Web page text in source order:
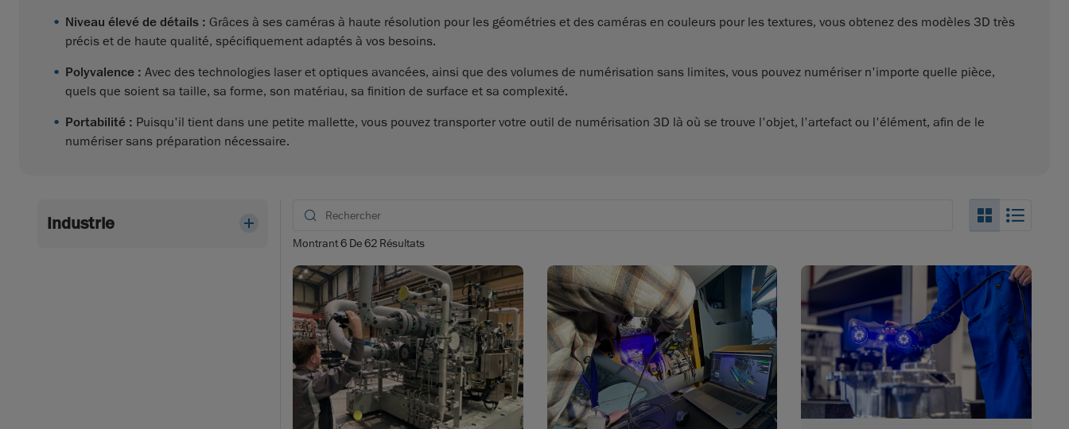
Niveau élevé de détails : Grâces à ses caméras à haute résolution pour les géométries et des caméras en couleurs pour les textures, vous obtenez des modèles 3D très
précis et de haute qualité, spécifiquement adaptés à vos besoins.
Polyvalence : Avec des technologies laser et optiques avancées, ainsi que des volumes de numérisation sans limites, vous pouvez numériser n'importe quelle pièce,
quels que soient sa taille, sa forme, son matériau, sa finition de surface et sa complexité.
Portabilité : Puisqu'il tient dans une petite mallette, vous pouvez transporter votre outil de numérisation 3D là où se trouve l'objet, l'artefact ou l'élément, afin de le
numériser sans préparation nécessaire.
Industrie
Montrant6 De62 Résultats